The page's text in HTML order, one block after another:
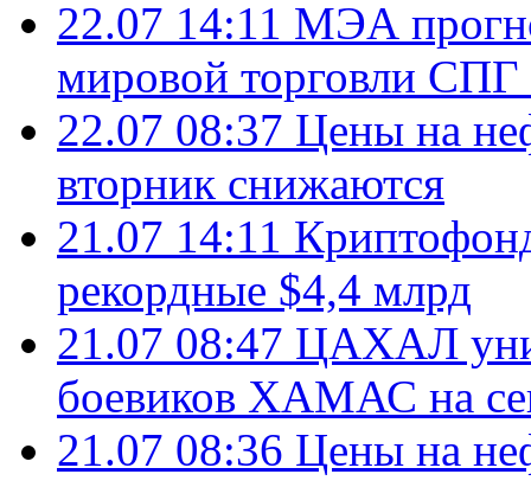
22.07 14:11 МЭА
мировой торговли СПГ
22.07 08:37 Цены на
вторник снижаются
21.07 14:11
рекордные $4,4 млрд
21.07 08:47 ЦАХАЛ
боевиков ХАМАС на
21.07 08:36 Цены на